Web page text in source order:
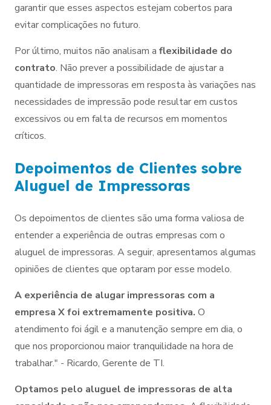
garantir que esses aspectos estejam cobertos para
evitar complicações no futuro.
Por último, muitos não analisam a flexibilidade do
contrato. Não prever a possibilidade de ajustar a
quantidade de impressoras em resposta às variações nas
necessidades de impressão pode resultar em custos
excessivos ou em falta de recursos em momentos
críticos.
Depoimentos de Clientes sobre
Aluguel de Impressoras
Os depoimentos de clientes são uma forma valiosa de
entender a experiência de outras empresas com o
aluguel de impressoras. A seguir, apresentamos algumas
opiniões de clientes que optaram por esse modelo.
A experiência de alugar impressoras com a
empresa X foi extremamente positiva. O
atendimento foi ágil e a manutenção sempre em dia, o
que nos proporcionou maior tranquilidade na hora de
trabalhar." - Ricardo, Gerente de TI.
Optamos pelo aluguel de impressoras de alta